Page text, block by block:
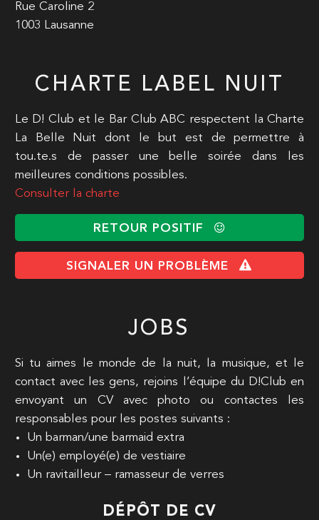
Rue Caroline 2
1003 Lausanne
CHARTE LABEL NUIT
Le D! Club et le Bar Club ABC respectent la Charte
La Belle Nuit dont le but est de permettre à
tou.te.s de passer une belle soirée dans les
meilleures conditions possibles.
Consulter la charte
RETOUR POSITIF
SIGNALER UN PROBLÈME
JOBS
Si tu aimes le monde de la nuit, la musique, et le
contact avec les gens, rejoins l’équipe du D!Club en
envoyant un CV avec photo ou contactes les
responsables pour les postes suivants :
Un barman/une barmaid extra
Un(e) employé(e) de vestiaire
Un ravitailleur – ramasseur de verres
DÉPÔT DE CV